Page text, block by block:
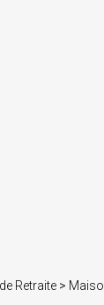
Retraite >